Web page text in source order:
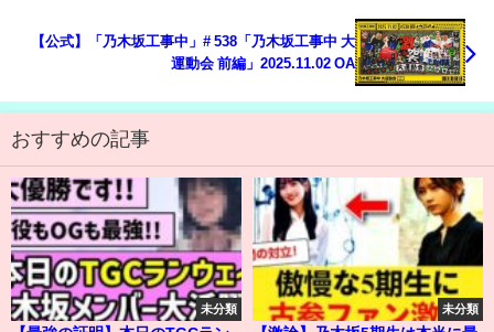
【公式】「乃木坂工事中」# 538「乃木坂工事中 大
運動会 前編」2025.11.02 OA
おすすめの記事
未分類 未分類